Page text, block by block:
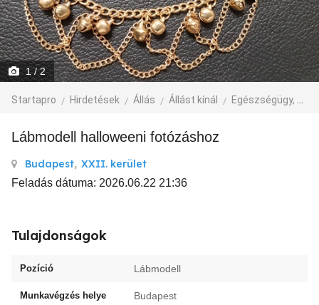
1/ 2
Startapro Hirdetések Állás Állást kínál Egészségügy, szépségipar
Lábmodell halloweeni fotózáshoz
Budapest, XXII. kerület
Feladás dátuma: 2026.06.22 21:36
Tulajdonságok
Pozíció Lábmodell
Munkavégzés helye Budapest